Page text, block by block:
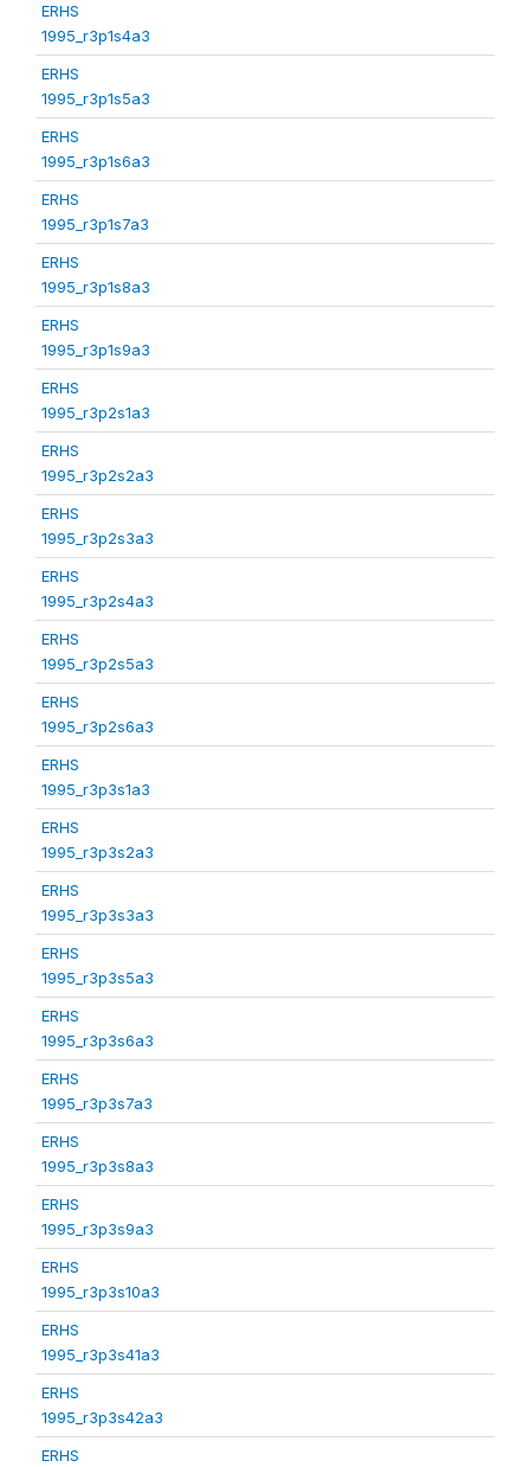
ERHS
1995_r3p1s4a3
ERHS
1995_r3p1s5a3
ERHS
1995_r3p1s6a3
ERHS
1995_r3p1s7a3
ERHS
1995_r3p1s8a3
ERHS
1995_r3p1s9a3
ERHS
1995_r3p2s1a3
ERHS
1995_r3p2s2a3
ERHS
1995_r3p2s3a3
ERHS
1995_r3p2s4a3
ERHS
1995_r3p2s5a3
ERHS
1995_r3p2s6a3
ERHS
1995_r3p3s1a3
ERHS
1995_r3p3s2a3
ERHS
1995_r3p3s3a3
ERHS
1995_r3p3s5a3
ERHS
1995_r3p3s6a3
ERHS
1995_r3p3s7a3
ERHS
1995_r3p3s8a3
ERHS
1995_r3p3s9a3
ERHS
1995_r3p3s10a3
ERHS
1995_r3p3s41a3
ERHS
1995_r3p3s42a3
ERHS